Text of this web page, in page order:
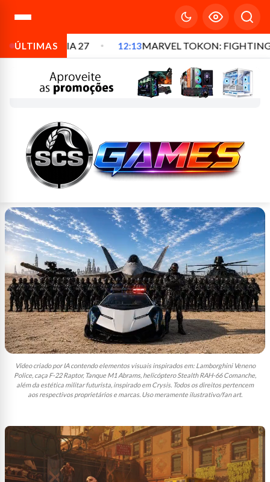
ÚLTIMAS
DIA 27 12:13MARVEL TOKON: FIGHTING SOULS:
Vídeo criado por IA contendo elementos visuais inspirados em: Lamborghini Veneno
Police, caça F-22 Raptor, Tanque M1 Abrams, helicóptero Stealth RAH-66 Comanche,
além da estética militar futurista, inspirado em Crysis. Todos os direitos pertencem
aos respectivos proprietários e marcas. Uso meramente ilustrativo/fan art.